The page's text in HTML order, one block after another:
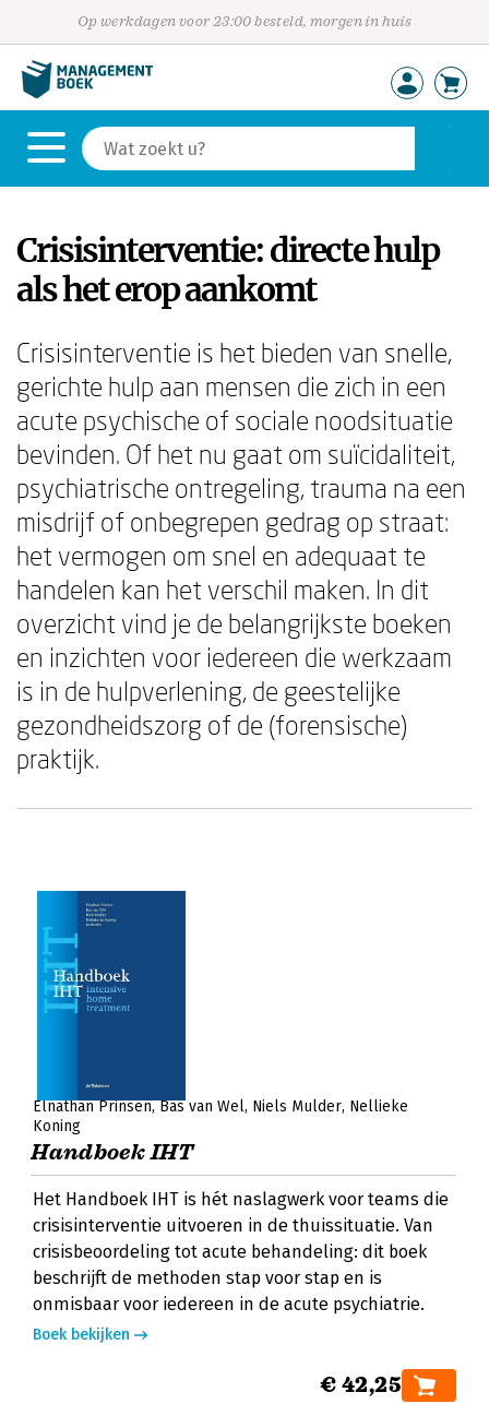
Op werkdagen voor 23:00 besteld, morgen in huis
Crisisinterventie: directe hulp
als het erop aankomt
Crisisinterventie is het bieden van snelle,
gerichte hulp aan mensen die zich in een
acute psychische of sociale noodsituatie
bevinden. Of het nu gaat om suïcidaliteit,
psychiatrische ontregeling, trauma na een
misdrijf of onbegrepen gedrag op straat:
het vermogen om snel en adequaat te
handelen kan het verschil maken. In dit
overzicht vind je de belangrijkste boeken
en inzichten voor iedereen die werkzaam
is in de hulpverlening, de geestelijke
gezondheidszorg of de (forensische)
praktijk.
Elnathan Prinsen Bas van Wel Niels Mulder Nellieke
Koning
Handboek IHT
Het Handboek IHT is hét naslagwerk voor teams die
crisisinterventie uitvoeren in de thuissituatie. Van
crisisbeoordeling tot acute behandeling: dit boek
beschrijft de methoden stap voor stap en is
onmisbaar voor iedereen in de acute psychiatrie.
Boek bekijken
€ 42,25